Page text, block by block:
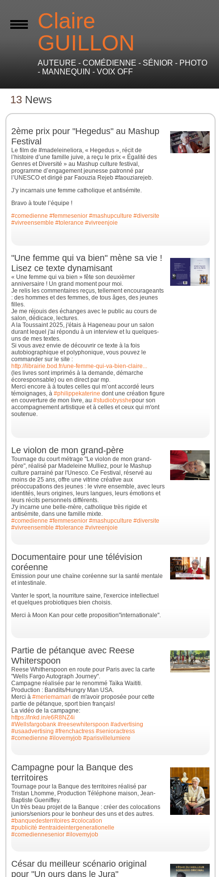
Claire
GUILLON
AUTEURE - COMÉDIENNE - SÉNIOR - PHOTO
- MANNEQUIN - VOIX OFF
13 News
2ème prix pour "Hegedus" au Mashup
Festival
Le film de #madeleineliora, « Hegedus », récit de
l’histoire d’une famille juive, a reçu le prix « Égalité des
Genres et Diversité » au Mashup culture festival,
programme d’engagement jeunesse patronné par
l’UNESCO et dirigé par Faouzia Rejeb #faouziarejeb.
J’y incarnais une femme catholique et antisémite.
Bravo à toute l’équipe !
#comedienne #femmesenior #mashupculture #diversite
#vivreensemble #tolerance #vivreenjoie
"Une femme qui va bien" mène sa vie !
Lisez ce texte dynamisant
« Une femme qui va bien » fête son deuxièmer
anniversaire ! Un grand moment pour moi.
Je relis les commentaires reçus, tellement encourageants
: des hommes et des femmes, de tous âges, des jeunes
filles.
Je me réjouis des échanges avec le public au cours de
salon, dédicace, lectures.
A la Toussaint 2025, j'étais à Hageneau pour un salon
durant lequel j'ai répondu à un interview et lu quelques-
uns de mes textes.
Si vous avez envie de découvrir ce texte à la fois
autobiographique et polyphonique, vous pouvez le
commander sur le site :
http://librairie.bod.fr/une-femme-qui-va-bien-claire...
(les livres sont imprimés à la demande, démarche
écoresponsable) ou en direct par mp.
Merci encore à à toutes celles qui m’ont accordé leurs
témoignages, à#philippekaterine dont une création figure
en couverture de mon livre, au#studiobysshepour son
accompagnement artistique et à celles et ceux qui m'ont
soutenue.
Le violon de mon grand-père
Tournage du court métrage "Le violon de mon grand-
père", réalisé par Madeleine Mulliez, pour le Mashup
culture parrainé par l'Unesco. Ce Festival, réservé au
moins de 25 ans, offre une vitrine créative aux
préoccupations des jeunes : le vivre ensemble, avec leurs
identités, leurs origines, leurs langues, leurs émotions et
leurs récits personnels différents.
J'y incarne une belle-mère, catholique très rigide et
antisémite, dans une famille mixte.
#comedienne #femmesenior #mashupculture #diversite
#vivreensemble #tolerance #vivreenjoie
Documentaire pour une télévision
coréenne
Emission pour une chaïne coréenne sur la santé mentale
et intestinale.
Vanter le sport, la nourriture saine, l'exercice intellectuel
et quelques probiotiques bien choisis.
Merci à Moon Kan pour cette proposition"internationale".
Partie de pétanque avec Reese
Whiterspoon
Reese Whitherspoon en route pour Paris avec la carte
"Wells Fargo Autograph Journey".
Campagne réalisée par le renommé Taïka Waititi.
Production : Bandits/Hungry Man USA.
Merci à#meriemamari de m'avoir proposée pour cette
partie de pétanque, sport bien français!
La vidéo de la campagne:
https://lnkd.in/e6R8NZ4i
#Wellsfargobank #reesewhiterspoon #advertising
#usaadvertising #frenchactress #senioractress
#comedienne #ilovemyjob #parisvillelumiere
Campagne pour la Banque des
territoires
Tournage pour la Banque des territoires réalisé par
Tristan Lhomme, Production Téléphone maison, Jean-
Baptiste Gueniffey.
Un très beau projet de la Banque : créer des colocations
juniors/seniors pour le bonheur des uns et des autres.
#banquedesterritoires #colocation
#publicité #entraideintergenerationelle
#comediennesenior #ilovemyjob
César du meilleur scénario original
pour "Un ours dans le Jura"